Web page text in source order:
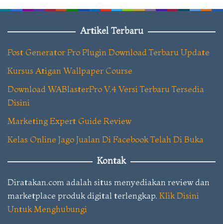
Artikel Terbaru
Post Generator Pro Plugin Download Terbaru Update
Kursus Atigan Wallpaper Course
Download WABlasterPro V.4 Versi Terbaru Tersedia
Disini
Marketing Expert Guide Review
Kelas Online Jago Jualan Di Facebook Telah Di Buka
Kontak
Diratakan.com adalah situs menyediakan review dan
marketplace produk digital terlengkap. Klik Disini
Untuk Menghubungi